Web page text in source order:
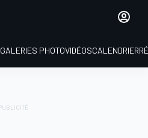
GALERIES PHOTOVIDÉOSCALENDRIER